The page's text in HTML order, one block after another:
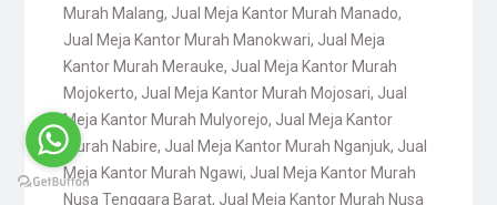
Murah Malang, Jual Meja Kantor Murah Manado,
Jual Meja Kantor Murah Manokwari, Jual Meja
Kantor Murah Merauke, Jual Meja Kantor Murah
Mojokerto, Jual Meja Kantor Murah Mojosari, Jual
Meja Kantor Murah Mulyorejo, Jual Meja Kantor
Murah Nabire, Jual Meja Kantor Murah Nganjuk, Jual
Meja Kantor Murah Ngawi, Jual Meja Kantor Murah
Nusa Tenggara Barat, Jual Meja Kantor Murah Nusa